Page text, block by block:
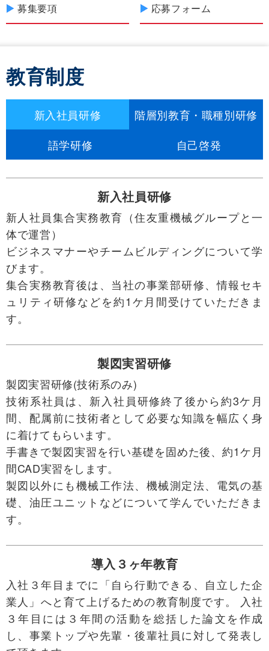
募集要項 応募フォーム
教育制度
新入社員研修
新入社員研修
新人社員集合実務教育（住友重機械グループと一
体で運営）
ビジネスマナーやチームビルディングについて学
びます。
集合実務教育後は、当社の事業部研修、情報セキ
ュリティ研修などを約1ケ月間受けていただきま
す。
製図実習研修
製図実習研修(技術系のみ)
技術系社員は、新入社員研修終了後から約3ケ月
間、配属前に技術者として必要な知識を幅広く身
に着けてもらいます。
手書きで製図実習を行い基礎を固めた後、約1ケ月
間CAD実習をします。
製図以外にも機械工作法、機械測定法、電気の基
礎、油圧ユニットなどについて学んでいただきま
す。
導入３ヶ年教育
入社３年目までに「自ら行動できる、自立した企
業人」へと育て上げるための教育制度です。 入社
３年目には３年間の活動を総括した論文を作成
し、事業トップや先輩・後輩社員に対して発表し
階層別教育・職種別研修
語学研修 自己啓発